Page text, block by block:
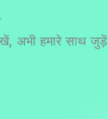
अभी हमारे साथ जुड़ें |